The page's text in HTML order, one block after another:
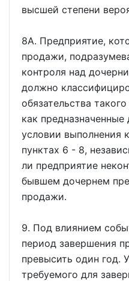
высшей степени
8A. Предприятие,
продажи,
контроля над
должно
обязательства
как
условии выполнения
пунктах 6 - 8,
ли предприятие
бывшем дочернем
продажи.
9. Под влиянием
период завершения
превысить один год.
требуемого для